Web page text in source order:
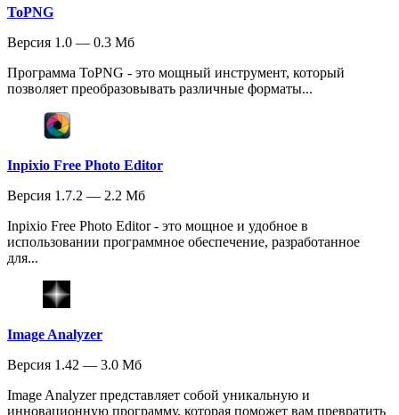
ToPNG
Версия 1.0 — 0.3 Мб
Программа ToPNG - это мощный инструмент, который
позволяет преобразовывать различные форматы...
Inpixio Free Photo Editor
Версия 1.7.2 — 2.2 Мб
Inpixio Free Photo Editor - это мощное и удобное в
использовании программное обеспечение, разработанное
для...
Image Analyzer
Версия 1.42 — 3.0 Мб
Image Analyzer представляет собой уникальную и
инновационную программу, которая поможет вам превратить